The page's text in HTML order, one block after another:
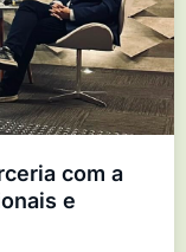
com a
e